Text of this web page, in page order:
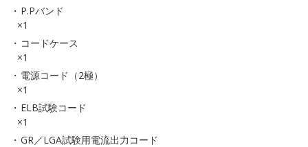
P.Pバンド
×1
コードケース
×1
電源コード（2極）
×1
ELB試験コード
×1
GR／LGA試験用電流出力コード